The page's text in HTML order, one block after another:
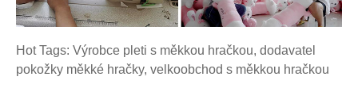
Hot Tags: Výrobce pleti s měkkou hračkou, dodavatel
pokožky měkké hračky, velkoobchod s měkkou hračkou